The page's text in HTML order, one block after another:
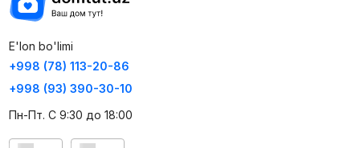
E'lon bo'limi
+998 (78) 113-20-86
+998 (93) 390-30-10
Пн-Пт. С 9:30 до 18:00